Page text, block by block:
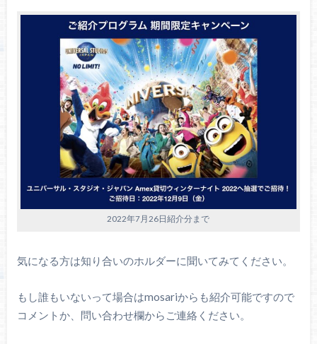
2022年7月26日紹介分まで
気になる方は知り合いのホルダーに聞いてみてください。
もし誰もいないって場合はmosariからも紹介可能ですので
コメントか、問い合わせ欄からご連絡ください。